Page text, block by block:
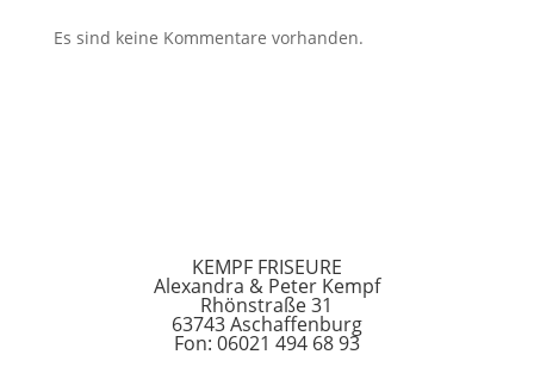
Es sind keine Kommentare vorhanden.
KEMPF FRISEURE
Alexandra & Peter Kempf
Rhönstraße 31
63743 Aschaffenburg
Fon: 06021 494 68 93